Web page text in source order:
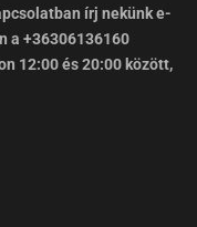
írj nekünk e-
a +36306136160
12:00 és 20:00 között,